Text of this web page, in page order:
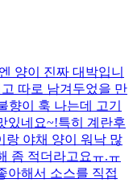
양이 진짜 대박입니
따로 남겨두었을 만
향이 훅 나는데 고기
있네요~!특히 계란후
랑 야채 양이 워낙 많
좀 적더라고요ㅠ.ㅠ
아해서 소스를 직접